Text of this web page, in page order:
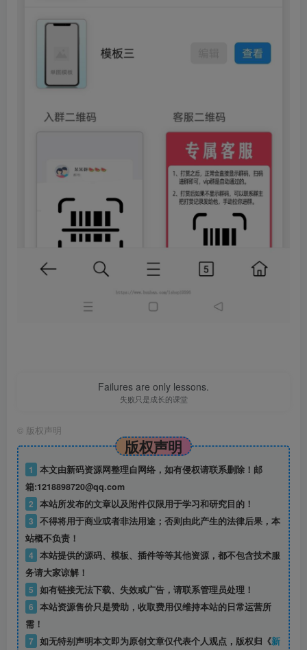
Failures are only lessons.
失败只是成长的课堂
© 版权声明
版权声明
1
本文由新码资源网整理自网络，如有侵权请联系删除！邮
箱:1218898720@qq.com
2 本站所发布的文章以及附件仅限用于学习和研究目的！
3
站概不负责！
4 本站提供的源码、模板、插件等等其他资源，都不包含技术服
务请大家谅解！
5 如有链接无法下载、失效或广告，请联系管理员处理！
6 本站资源售价只是赞助，收取费用仅维持本站的日常运营所
需！
7 如无特别声明本文即为原创文章仅代表个人观点，版权归《新